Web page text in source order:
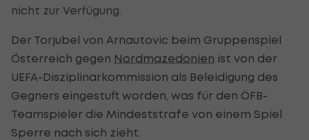
nicht zur Verfügung.
Der Torjubel von Arnautovic beim Gruppenspiel
Österreich gegen Nordmazedonien ist von der
UEFA-Disziplinarkommission als Beleidigung des
Gegners eingestuft worden, was für den ÖFB-
Teamspieler die Mindeststrafe von einem Spiel
Sperre nach sich zieht.